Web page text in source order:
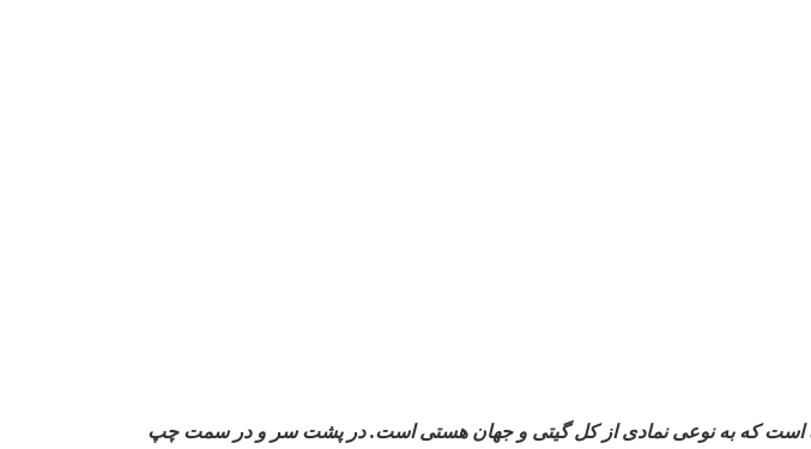
است که به نوعی نمادی از کل گیتی و جهان هستی است. در پشت سر و در سمت چپ